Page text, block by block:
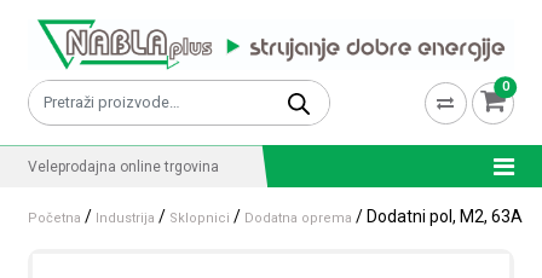
Pretraži: 0
Veleprodajna online trgovina
Početna / Industrija / Sklopnici / Dodatna oprema / Dodatni pol, M2, 63A